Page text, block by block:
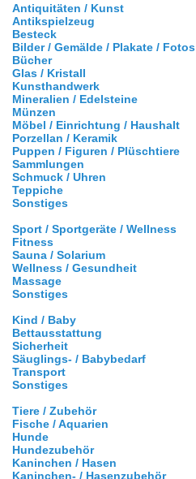
Antiquitäten / Kunst
Antikspielzeug
Besteck
Bilder / Gemälde / Plakate / Fotos
Bücher
Glas / Kristall
Kunsthandwerk
Mineralien / Edelsteine
Münzen
Möbel / Einrichtung / Haushalt
Porzellan / Keramik
Puppen / Figuren / Plüschtiere
Sammlungen
Schmuck / Uhren
Teppiche
Sonstiges
Sport / Sportgeräte / Wellness
Fitness
Sauna / Solarium
Wellness / Gesundheit
Massage
Sonstiges
Kind / Baby
Bettausstattung
Sicherheit
Säuglings- / Babybedarf
Transport
Sonstiges
Tiere / Zubehör
Fische / Aquarien
Hunde
Hundezubehör
Kaninchen / Hasen
Kaninchen- / Hasenzubehör